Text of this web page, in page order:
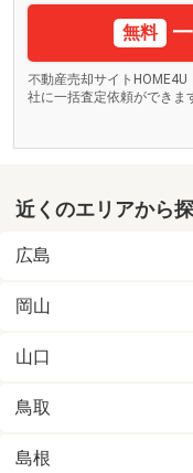
無料
不動産売却サイト
社に一括査定依頼ができま
近くのエリアから
広島
岡山
山口
鳥取
島根